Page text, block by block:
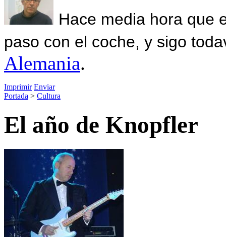
Hace media hora que
paso con el coche, y sigo
Alemania.
Imprimir Enviar
Portada > Cultura
El año de Knopfler